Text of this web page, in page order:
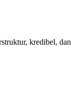
kredibel, dan